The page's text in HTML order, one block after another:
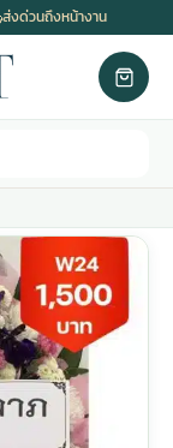
ส่งด่วนถึงหน้างาน